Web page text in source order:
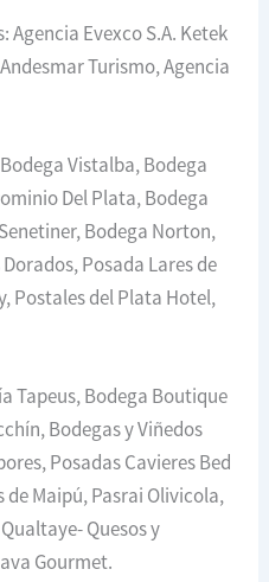
Agencia Evexco S.A. Ketek
Turismo, Agencia
Vistalba, Bodega
Del Plata, Bodega
Bodega Norton,
Posada Lares de
Postales del Plata Hotel,
Tapeus, Bodega Boutique
Bodegas y Viñedos
Posadas Cavieres Bed
Maipú, Pasrai Olivicola,
Quesos y
Gourmet.